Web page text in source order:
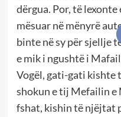
dërgua. Por, të
mësuar në mënyrë
binte në sy për sjellje
e mik i ngushtë i
Vogël, gati-gati kishte
shokun e tij Mefailin e
fshat, kishin të njëjtat